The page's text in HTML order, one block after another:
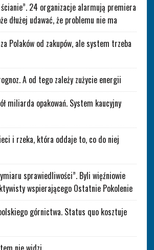
24 organizacje alarmują premiera
dłużej udawać, że problemu nie ma
Polaków od zakupów, ale system trzeba
A od tego zależy zużycie energii
miliarda opakowań. System kaucyjny
i rzeka, która oddaje to, co do niej
sprawiedliwości”. Byli więźniowie
wspierającego Ostatnie Pokolenie
górnictwa. Status quo kosztuje